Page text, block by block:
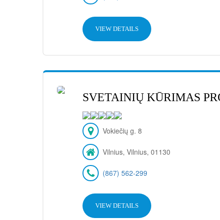
VIEW DETAILS
SVETAINIŲ KŪRIMAS
Vokiečių g. 8
Vilnius, Vilnius, 01130
(867) 562-299
VIEW DETAILS